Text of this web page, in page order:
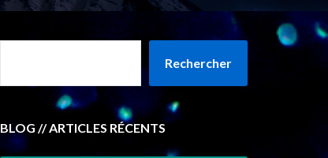
Rechercher
BLOG // ARTICLES RÉCENTS